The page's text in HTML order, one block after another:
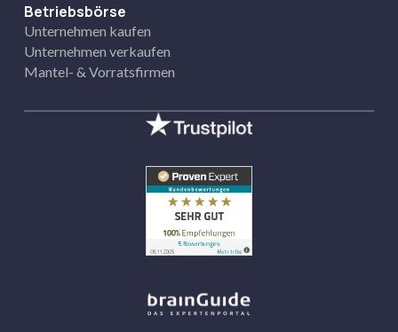
Betriebsbörse
Unternehmen kaufen
Unternehmen verkaufen
Mantel- & Vorratsfirmen